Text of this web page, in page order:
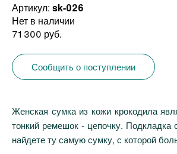
Артикул: sk-026
Нет в наличии
71 300 руб.
Сообщить о поступлении
Женская сумка из кожи крокодила
тонкий ремешок - цепочку. Подкладка
найдете ту самую сумку, с которой